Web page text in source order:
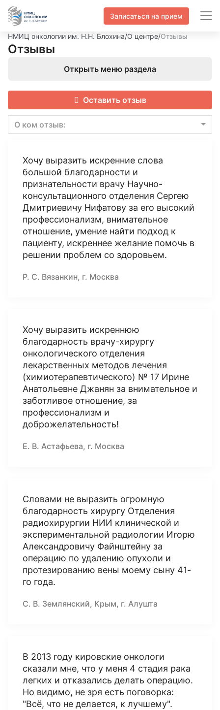
Записаться на прием
НМИЦ онкологии им. Н.Н. Блохина/О центре/Отзывы
Отзывы
Открыть меню раздела
Оставить отзыв
О ком отзыв:
Хочу выразить искренние слова
большой благодарности и
признательности врачу Научно-
консультационного отделения Сергею
Дмитриевичу Нифатову за его высокий
профессионализм, внимательное
отношение, умение найти подход к
пациенту, искреннее желание помочь в
решении проблем со здоровьем.
Р. С. Вязанкин, г. Москва
Хочу выразить искреннюю
благодарность врачу-хирургу
онкологического отделения
лекарственных методов лечения
(химиотерапевтического) № 17 Ирине
Анатольевне Джанян за внимательное и
заботливое отношение, за
профессионализм и
доброжелательность!
Е. В. Астафьева, г. Москва
Словами не выразить огромную
благодарность хирургу Отделения
радиохирургии НИИ клинической и
экспериментальной радиологии Игорю
Александровичу Файнштейну за
операцию по удалению опухоли и
протезированию вены моему сыну 41-
го года.
С. В. Землянский, Крым, г. Алушта
В 2013 году кировские онкологи
сказали мне, что у меня 4 стадия рака
легких и отказались делать операцию.
Но видимо, не зря есть поговорка:
"Всё, что не делается, к лучшему".